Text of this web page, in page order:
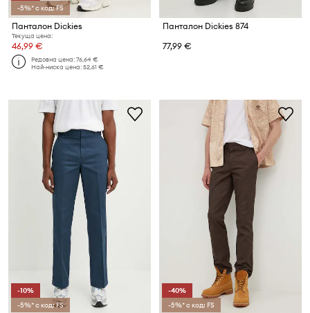
-5%* с код: FS
Панталон Dickies
Текуща цена:
46,99 €
Редовна цена:76,64 €
Най-ниска цена:52,61 €
Панталон Dickies 874
77,99 €
-10%
-5%* с код: FS
-40%
-5%* с код: FS